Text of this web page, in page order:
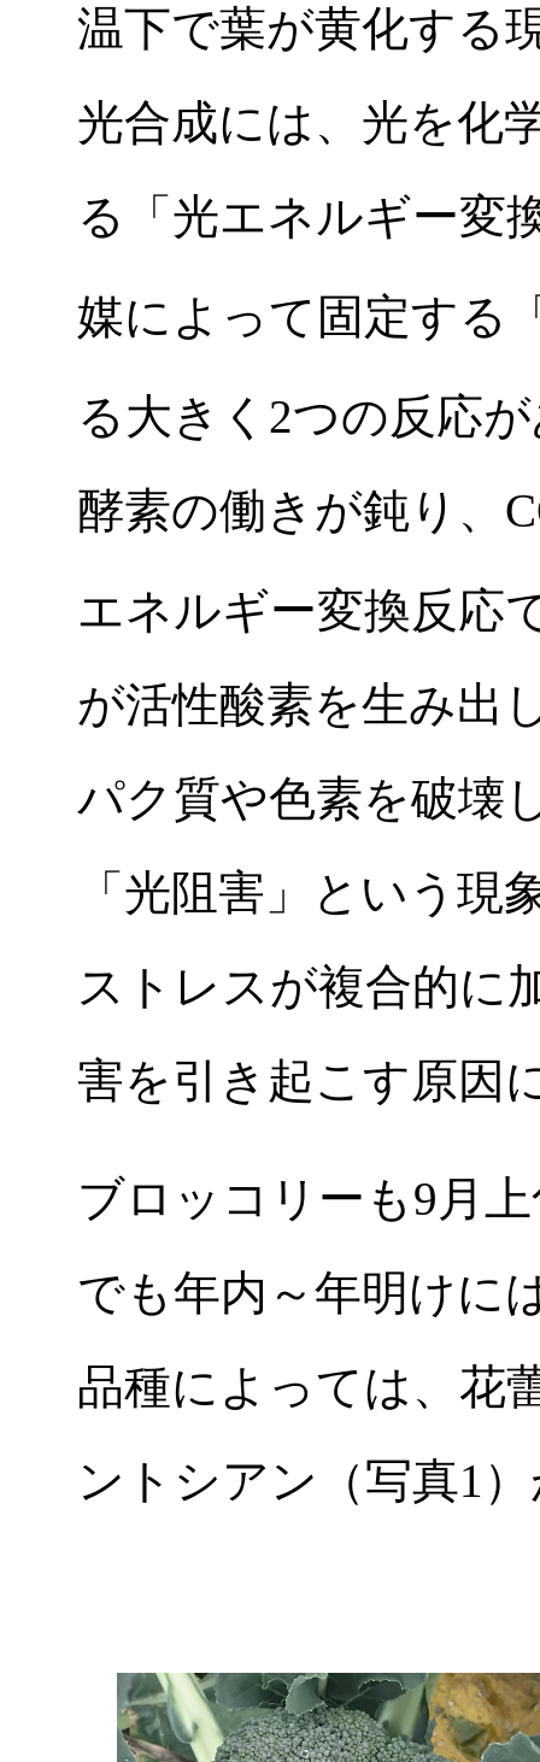
温下で葉が黄化する
光合成には、光を化
る「光エネルギー変
媒によって固定する
る大きく2つの反応
酵素の働きが鈍り、
エネルギー変換反応
が活性酸素を生み出
パク質や色素を破壊
「光阻害」という現
ストレスが複合的に
害を引き起こす原因
ブロッコリーも9月
でも年内～年明けに
品種によっては、花
ントシアン（写真1